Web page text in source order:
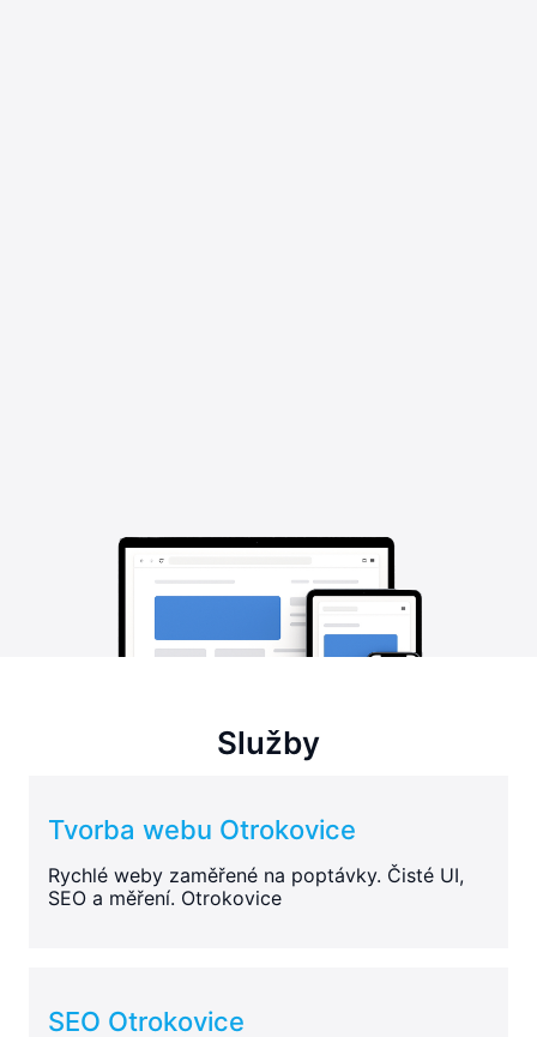
Služby
Tvorba webu Otrokovice
Rychlé weby zaměřené na poptávky. Čisté UI,
SEO a měření. Otrokovice
SEO Otrokovice